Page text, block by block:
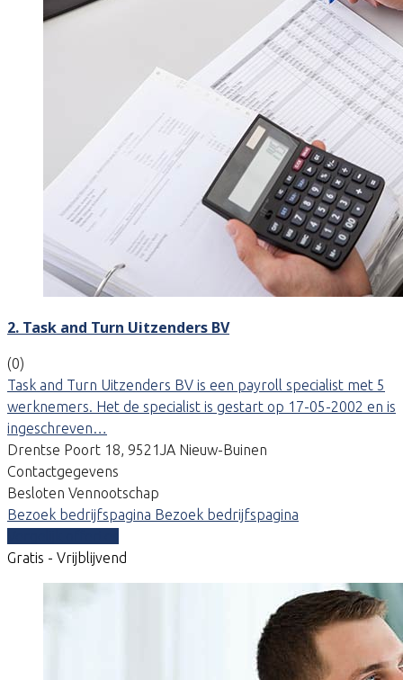
2. Task and Turn Uitzenders BV
(0)
Task and Turn Uitzenders BV is een payroll specialist met 5
werknemers. Het de specialist is gestart op 17-05-2002 en is
ingeschreven…
Drentse Poort 18, 9521JA Nieuw-Buinen
Contactgegevens
Besloten Vennootschap
Bezoek bedrijfspagina Bezoek bedrijfspagina
Gratis - Vrijblijvend